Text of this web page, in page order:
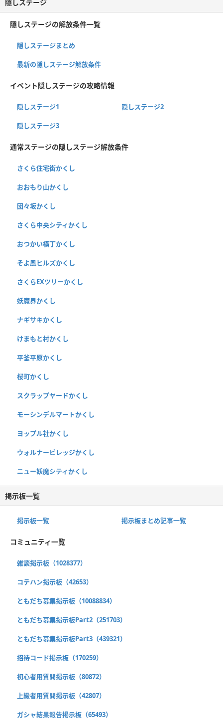
隠しステージ
隠しステージの解放条件一覧
隠しステージまとめ
最新の隠しステージ解放条件
イベント隠しステージの攻略情報
隠しステージ1 隠しステージ2
隠しステージ3
通常ステージの隠しステージ解放条件
さくら住宅街かくし
おおもり山かくし
団々坂かくし
さくら中央シティかくし
おつかい横丁かくし
そよ風ヒルズかくし
さくらEXツリーかくし
妖魔界かくし
ナギサキかくし
けまもと村かくし
平釜平原かくし
桜町かくし
スクラップヤードかくし
モーシンデルマートかくし
ヨップル社かくし
ウォルナービレッジかくし
ニュー妖魔シティかくし
掲示板一覧
掲示板一覧 掲示板まとめ記事一覧
コミュニティ一覧
雑談掲示板（1028377）
コテハン掲示板（42653）
ともだち募集掲示板（10088834）
ともだち募集掲示板Part2（251703）
ともだち募集掲示板Part3（439321）
招待コード掲示板（170259）
初心者用質問掲示板（80872）
上級者用質問掲示板（42807）
ガシャ結果報告掲示板（65493）